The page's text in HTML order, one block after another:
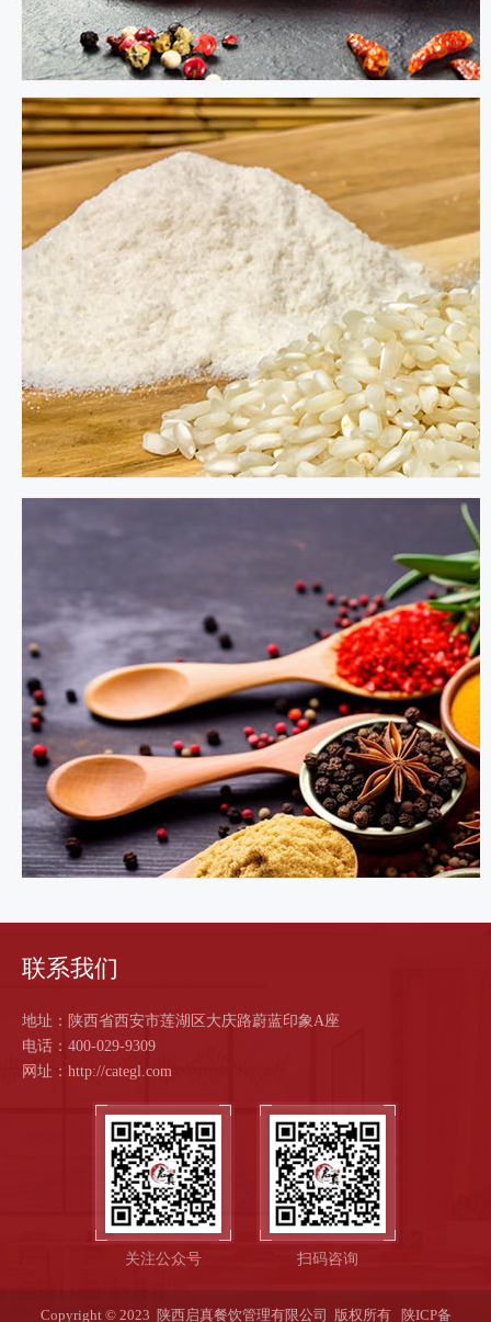
智
慧
启
关
于
我
们
们
联系我们
地址：陕西省西安市莲湖区大庆路蔚蓝印象A座
电话：400-029-9309
网址：http://categl.com
关注公众号 扫码咨询
Copyright © 2023 陕西启真餐饮管理有限公司 版权所有 陕ICP备